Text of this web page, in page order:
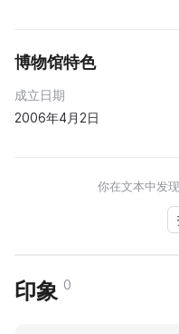
博物馆特色
成立日期
2006年4月2日
你在文本中发
印象 0